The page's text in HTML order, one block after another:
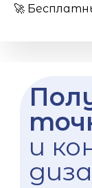
🚀
и